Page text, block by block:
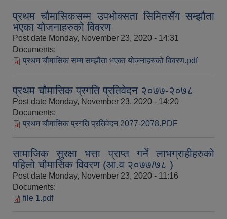
प्रथम चौमासिकसम्म उपभोक्सता सिमितसँग सम्झौता
भएका योजनाहरुको विवरण
Post date Monday, November 23, 2020 - 14:31
Documents:
प्रथम चौमासिक सम्म सम्झौता भएका योजनाहरुको विवरण.pdf
प्रथम चौमासिक प्रगति प्रतिवेदन २०७७-२०७८
Post date Monday, November 23, 2020 - 14:20
Documents:
प्रथम चौमासिक प्रगति प्रतिवेदन 2077-2078.PDF
सामाजिक सुरक्षा भत्ता प्राप्त गर्ने लाभग्राहीहरुको
पहिलो चौमासिक विवरण (आ.व २०७७/७८ )
Post date Monday, November 23, 2020 - 11:16
Documents:
file 1.pdf